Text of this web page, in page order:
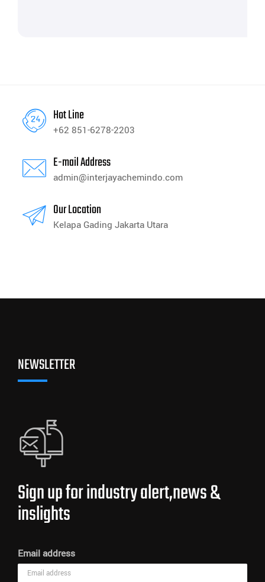
Hot Line
+62 851-6278-2203
E-mail Address
admin@interjayachemindo.com
Our Location
Kelapa Gading Jakarta Utara
NEWSLETTER
Sign up for industry alert,news &
inslights
Email address